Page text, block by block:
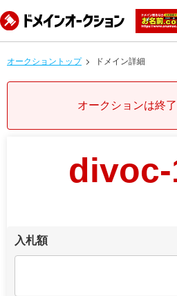
オークショントップ ドメイン詳細
オークションは終了
入札額